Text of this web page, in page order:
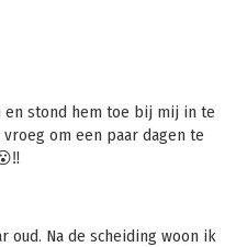
stond hem toe bij mij in te
om een paar dagen te
oud. Na de scheiding woon ik